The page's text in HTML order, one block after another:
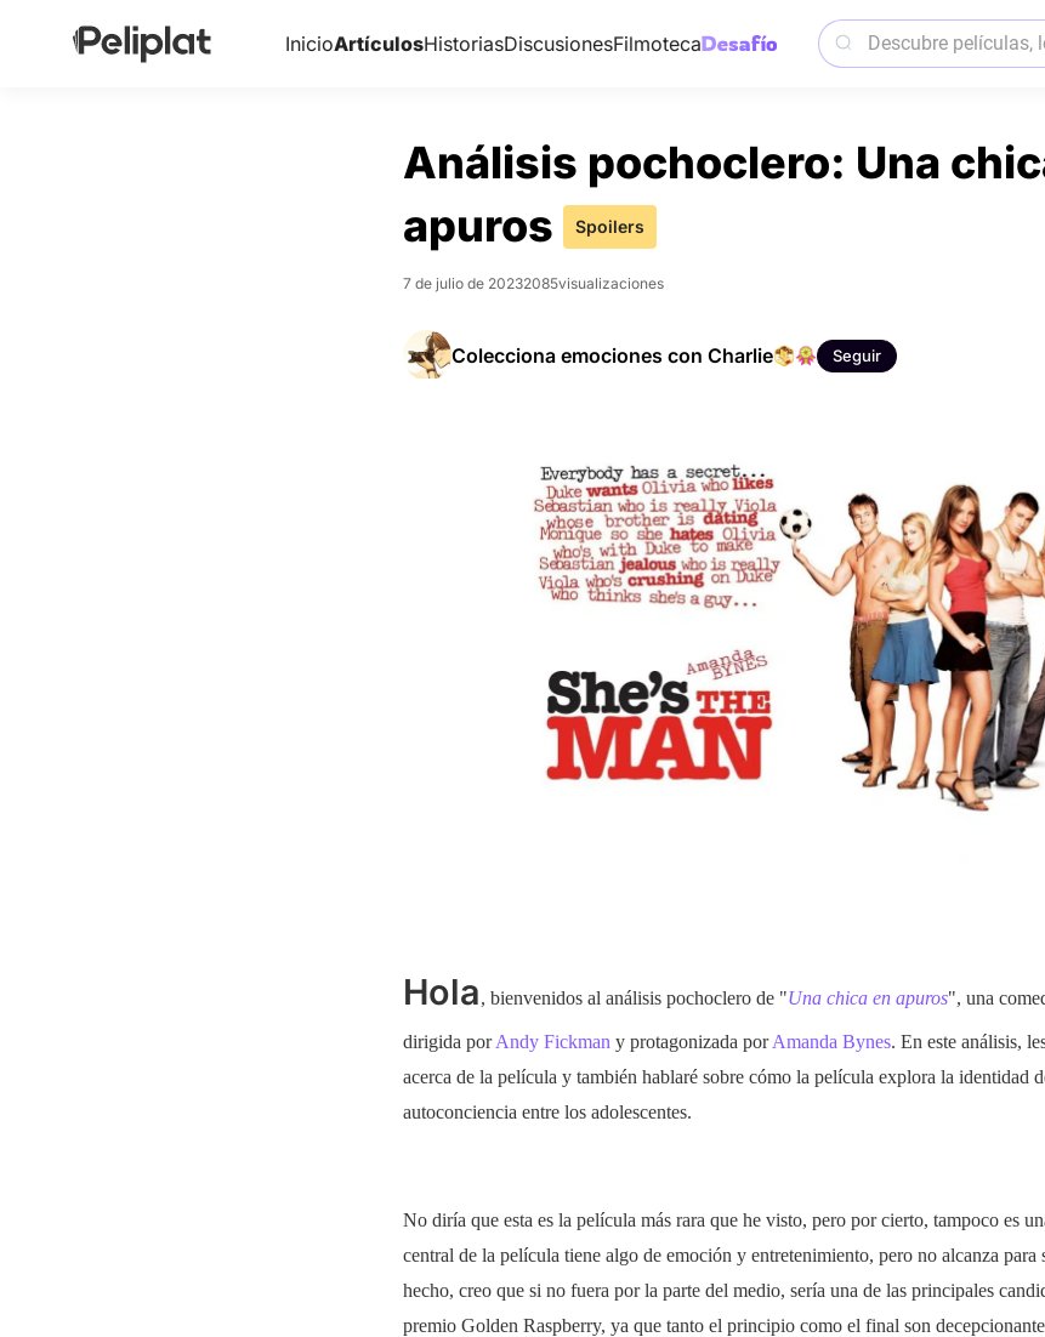
InicioArtículosHistoriasDiscusionesFilmoteca
Análisis pochoclero: Una
apuros
Spoilers
7 de julio de 20232085visualizaciones
Colecciona emociones con Charlie Seguir
Hola, bienvenidos al análisis pochoclero de "Una chica en apuros", una
dirigida porAndy Fickman y protagonizada porAmanda Bynes. En este análisis,
acerca de la película y también hablaré sobre cómo la película explora la identidad
autoconciencia entre los adolescentes.
No diría que esta es la película más rara que he visto, pero por cierto, tampoco es
central de la película tiene algo de emoción y entretenimiento, pero no alcanza
hecho, creo que si no fuera por la parte del medio, sería una de las principales
premio Golden Raspberry, ya que tanto el principio como el final son